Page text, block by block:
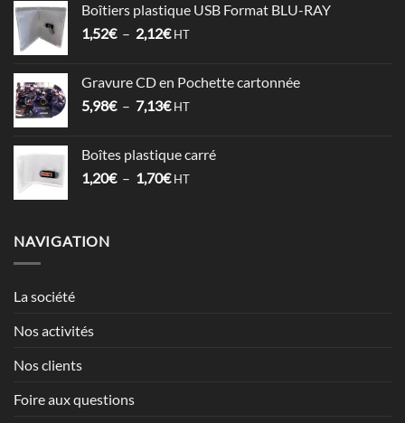
1,53€
à
Boîtiers plastique USB Format BLU-RAY
1,52€ – 2,12€Plage
1,52€
à
HT
Gravure CD en Pochette cartonnée
5,98€ – 7,13€Plage
5,98€
à
HT
Boîtes plastique carré
1,20€ – 1,70€Plage
HT
NAVIGATION
La société
Nos activités
Nos clients
Foire aux questions